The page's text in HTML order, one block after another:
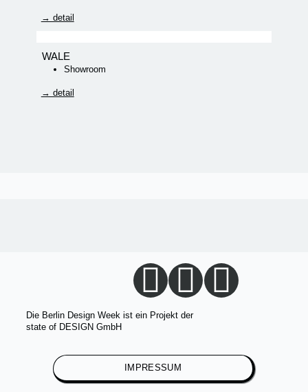
→ detail
WALE
Showroom
→ detail
Die Berlin Design Week ist ein Projekt der
state of DESIGN GmbH
IMPRESSUM